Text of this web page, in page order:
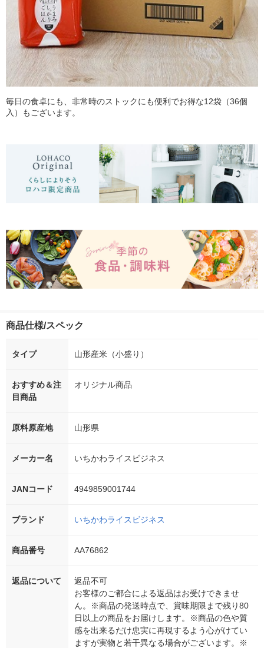
毎日の食卓にも、非常時のストックにも便利でお得な12袋（36個
入）もございます。
商品仕様/スペック
タイプ 山形産米（小盛り）
おすすめ＆注
目商品
オリジナル商品
原料原産地 山形県
メーカー名 いちかわライスビジネス
JANコード 4949859001744
ブランド いちかわライスビジネス
商品番号 AA76862
返品について
返品不可
お客様のご都合による返品はお受けできませ
ん。※商品の発送時点で、賞味期限まで残り80
日以上の商品をお届けします。※商品の色や質
感を出来るだけ忠実に再現するよう心がけてい
ますが実物と若干異なる場合がございます。※